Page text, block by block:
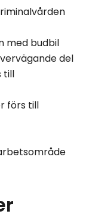
med budbil
del
till
förs till